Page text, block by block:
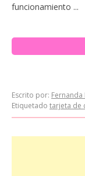
funcionamiento ...
Escrito por: Fernanda
Etiquetado tarjeta de